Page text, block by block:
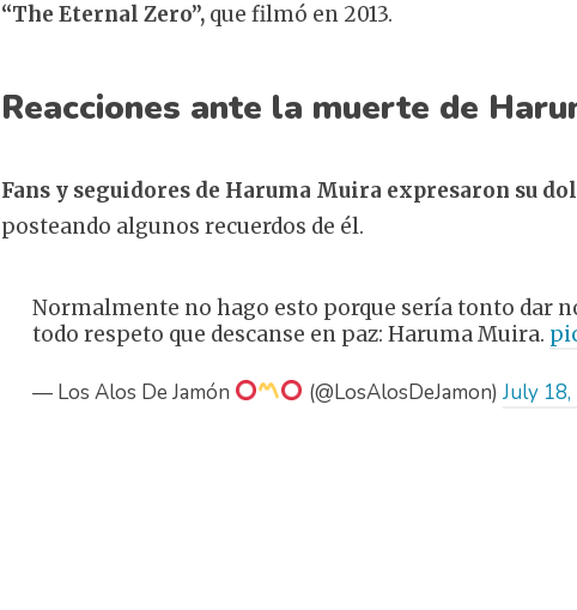
“The Eternal Zero”, que filmó en 2013.
Reacciones ante la muerte de
Fans y seguidores de Haruma Muira expresaron su
posteando algunos recuerdos de él.
Normalmente no hago esto porque sería tonto dar
todo respeto que descanse en paz: Haruma Muira.
— Los Alos De Jamón (@LosAlosDeJamon) July